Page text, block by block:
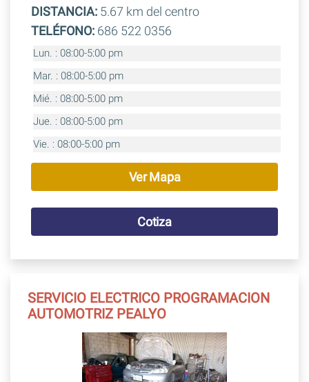
DISTANCIA:5.67 km del centro
TELÉFONO:686 522 0356
Lun. : 08:00-5:00 pm
Mar. : 08:00-5:00 pm
Mié. : 08:00-5:00 pm
Jue. : 08:00-5:00 pm
Vie. : 08:00-5:00 pm
Ver Mapa
Cotiza
SERVICIO ELECTRICO PROGRAMACION
AUTOMOTRIZ PEALYO